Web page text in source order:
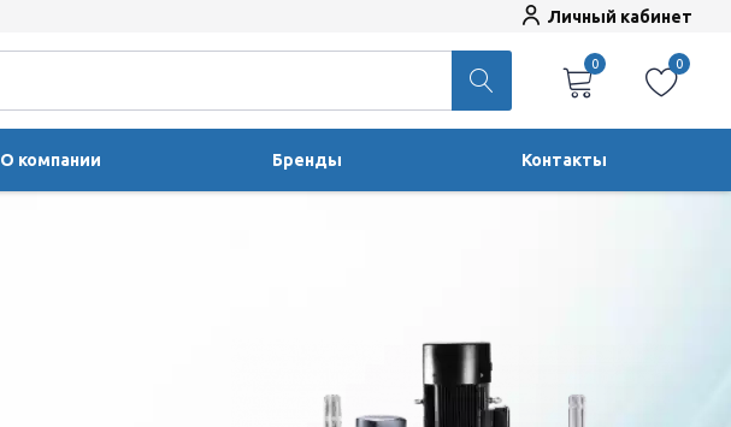
Личный кабинет
0 0
О компании Бренды Контакты